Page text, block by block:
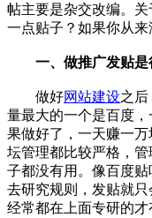
帖主要是杂交改编。
一点贴子？如果你从来
一、做推广发贴是
做好网站建设之
量最大的一个是百度
果做好了，一天赚一
坛管理都比较严格，
子都没有用。像百度
去研究规则，发贴就只
经常都在上面专研的